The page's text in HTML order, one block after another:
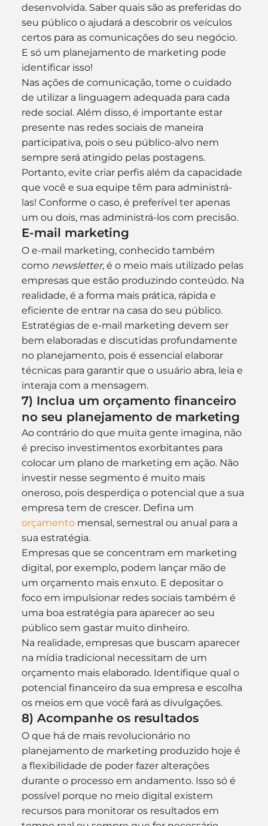
desenvolvida. Saber quais são as preferidas do
seu público o ajudará a descobrir os veículos
certos para as comunicações do seu negócio.
E só um planejamento de marketing pode
identificar isso!
Nas ações de comunicação, tome o cuidado
de utilizar a linguagem adequada para cada
rede social. Além disso, é importante estar
presente nas redes sociais de maneira
participativa, pois o seu público-alvo nem
sempre será atingido pelas postagens.
Portanto, evite criar perfis além da capacidade
que você e sua equipe têm para administrá-
las! Conforme o caso, é preferível ter apenas
um ou dois, mas administrá-los com precisão.
E-mail marketing
O e-mail marketing, conhecido também
como newsletter, é o meio mais utilizado pelas
empresas que estão produzindo conteúdo. Na
realidade, é a forma mais prática, rápida e
eficiente de entrar na casa do seu público.
Estratégias de e-mail marketing devem ser
bem elaboradas e discutidas profundamente
no planejamento, pois é essencial elaborar
técnicas para garantir que o usuário abra, leia e
interaja com a mensagem.
7) Inclua um orçamento financeiro
no seu planejamento de marketing
Ao contrário do que muita gente imagina, não
é preciso investimentos exorbitantes para
colocar um plano de marketing em ação. Não
investir nesse segmento é muito mais
oneroso, pois desperdiça o potencial que a sua
empresa tem de crescer. Defina um
orçamento mensal, semestral ou anual para a
sua estratégia.
Empresas que se concentram em marketing
digital, por exemplo, podem lançar mão de
um orçamento mais enxuto. E depositar o
foco em impulsionar redes sociais também é
uma boa estratégia para aparecer ao seu
público sem gastar muito dinheiro.
Na realidade, empresas que buscam aparecer
na mídia tradicional necessitam de um
orçamento mais elaborado. Identifique qual o
potencial financeiro da sua empresa e escolha
os meios em que você fará as divulgações.
8) Acompanhe os resultados
O que há de mais revolucionário no
planejamento de marketing produzido hoje é
a flexibilidade de poder fazer alterações
durante o processo em andamento. Isso só é
possível porque no meio digital existem
recursos para monitorar os resultados em